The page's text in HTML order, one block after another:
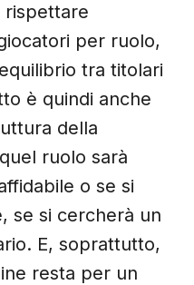
rispettare
per ruolo,
tra titolari
è quindi anche
della
ruolo sarà
o se si
se si cercherà un
E, soprattutto,
resta per un